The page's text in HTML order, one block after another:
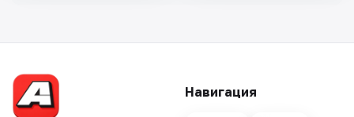
Навигация